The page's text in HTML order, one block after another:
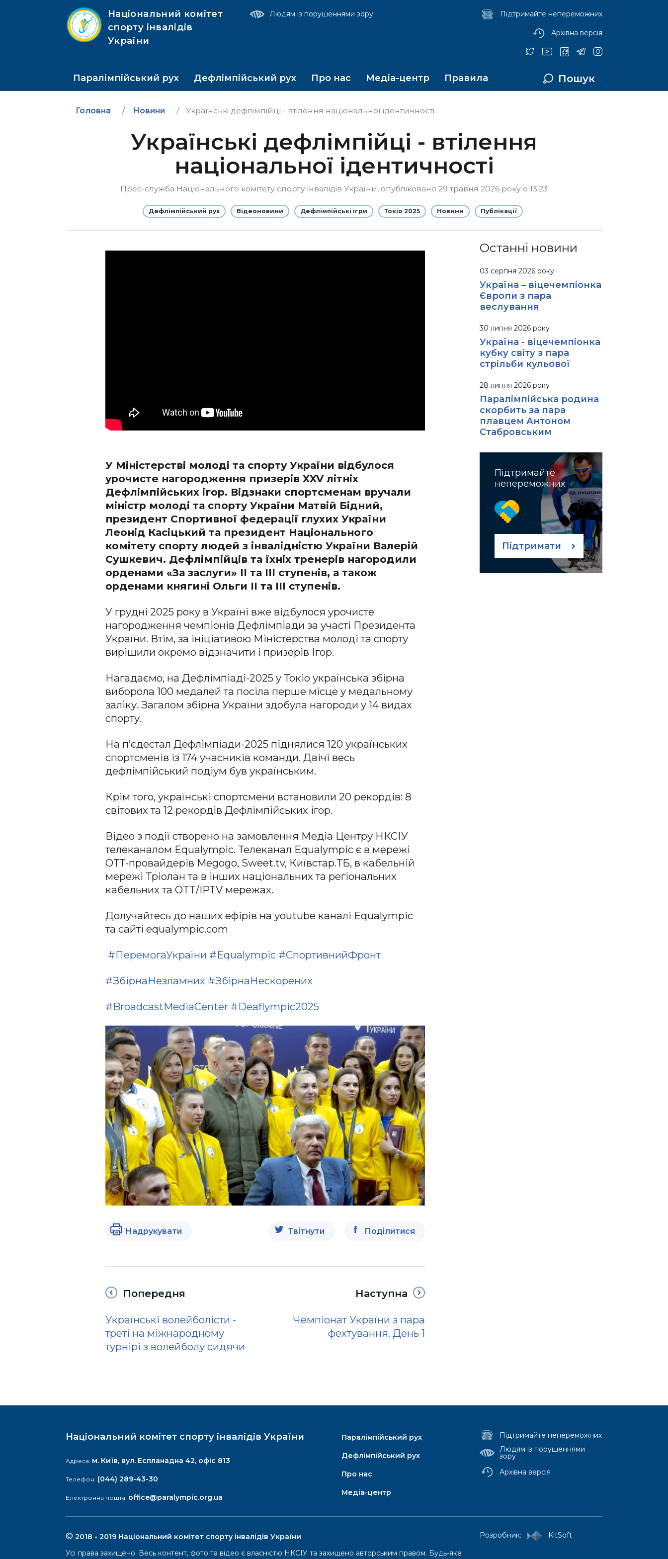
Національний комітет
спорту інвалідів
України
Людям із порушеннями зору Підтримайте непереможних
Архівна версія
Паралімпійський рух Дефлімпійський рух Про нас Медіа-центр Правила Пошук
Головна Новини Українські дефлімпійці - втілення національної ідентичності
Українські дефлімпійці - втілення
національної ідентичності
Прес-служба Національного комітету спорту інвалідів України, опубліковано 29 травня 2026 року о 13:23
Дефлімпійський рух Відеоновини Дефлімпійські ігри Токіо 2025 Новини Публікації
У Міністерстві молоді та спорту України відбулося
урочисте нагородження призерів XXV літніх
Дефлімпійських ігор. Відзнаки спортсменам вручали
міністр молоді та спорту України Матвій Бідний,
президент Спортивної федерації глухих України
Леонід Касіцький та президент Національного
комітету спорту людей з інвалідністю України Валерій
Сушкевич. Дефлімпійців та їхніх тренерів нагородили
орденами «За заслуги» ІІ та ІІІ ступенів, а також
орденами княгині Ольги ІІ та ІІІ ступенів.
У грудні 2025 року в Україні вже відбулося урочисте
нагородження чемпіонів Дефлімпіади за участі Президента
України. Втім, за ініціативою Міністерства молоді та спорту
вирішили окремо відзначити і призерів Ігор.
Нагадаємо, на Дефлімпіаді-2025 у Токіо українська збірна
виборола 100 медалей та посіла перше місце у медальному
заліку. Загалом збірна України здобула нагороди у 14 видах
спорту.
На п’єдестал Дефлімпіади-2025 піднялися 120 українських
спортсменів із 174 учасників команди. Двічі весь
дефлімпійський подіум був українським.
Крім того, українські спортсмени встановили 20 рекордів: 8
світових та 12 рекордів Дефлімпійських ігор.
Відео з події створено на замовлення Медіа Центру НКСІУ
телеканалом Equalympic. Телеканал Equalympic є в мережі
ОТТ-провайдерів Megogo, Sweet.tv, Київстар.ТБ, в кабельній
мережі Тріолан та в інших національних та регіональних
кабельних та OTT/IPTV мережах.
Долучайтесь до наших ефірів на youtube каналі Equalympic
та сайті equalympic.com
#ПеремогаУкраїни #Equalympic #СпортивнийФронт
#ЗбірнаНезламних #ЗбірнаНескорених
#BroadcastMediaCenter #Deaflympic2025
Надрукувати Поділитися
Твітнути
Попередня
Українські волейболісти -
треті на міжнародному
турнірі з волейболу сидячи
Наступна
Чемпіонат України з пара
фехтування. День 1
Останні новини
03 серпня 2026 року
Україна – віцечемпіонка
Європи з пара
веслування
30 липня 2026 року
Україна - віцечемпіонка
кубку світу з пара
стрільби кульової
28 липня 2026 року
Паралімпійська родина
скорбить за пара
плавцем Антоном
Стабровським
Підтримайте
непереможних
Підтримати
Національний комітет спорту інвалідів України
Адреса: м. Київ, вул. Еспланадна 42, офіс 813
Телефон: (044) 289-43-30
Електронна пошта: office@paralympic.org.ua
Паралімпійський рух
Дефлімпійський рух
Про нас
Медіа-центр
Підтримайте непереможних
Людям із порушеннями
зору
Архівна версія
Паралімпійський рух
Паралімпійські літні ігри
Дефлімпійський рух
Дефлімпійські літні ігри Історія
Медіа-центр
© 2018 - 2019 Національний комітет спорту інвалідів України Pозробник:
KitSoft
Усі права захищено. Весь контент, фото та відео є власністю НКСІУ та захищено авторським правом. Будь-яке